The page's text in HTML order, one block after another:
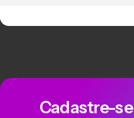
Cadastre-se